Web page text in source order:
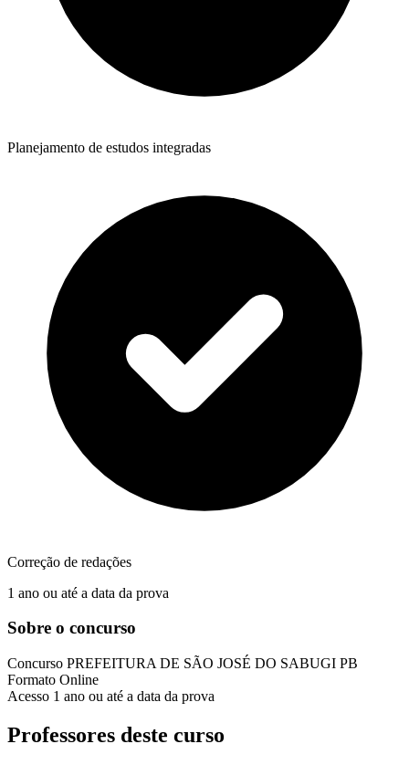
Planejamento de estudos integradas
Correção de redações
1 ano ou até a data da prova
Sobre o concurso
Concurso PREFEITURA DE SÃO JOSÉ DO SABUGI PB
Formato Online
Acesso 1 ano ou até a data da prova
Professores deste curso